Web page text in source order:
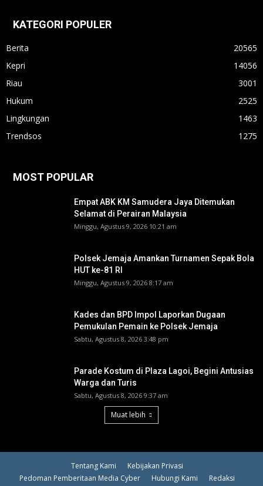
KATEGORI POPULER
Berita
20565
Kepri
14056
Riau
3001
Hukum
2525
Lingkungan
1463
Trendsos
1275
MOST POPULAR
Empat ABK KM Samudera Jaya Ditemukan
Selamat di Perairan Malaysia
Minggu, Agustus 9, 2026 10:21 am
Polsek Jemaja Amankan Turnamen Sepak Bola
HUT ke-81 RI ‎
Minggu, Agustus 9, 2026 8:17 am
Kades dan BPD Impol Laporkan Dugaan
Pemukulan Pemain ke Polsek Jemaja
Sabtu, Agustus 8, 2026 3:48 pm
Parade Kostum di Plaza Lagoi, Begini Antusias
Warga dan Turis
Sabtu, Agustus 8, 2026 9:37 am
Muat lebih
Tentang Kami
Kebijakan Privasi
Pedoman Pemberitaan Media Cyber
Hubungi Kami
Redaksi